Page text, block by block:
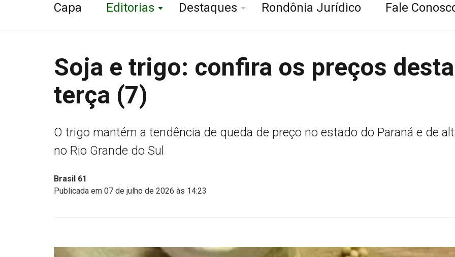
Capa Editorias Destaques Rondônia Jurídico Fale
Soja e trigo: confira os preços desta
terça (7)
O trigo mantém a tendência de queda de preço no estado do Paraná e de
no Rio Grande do Sul
Brasil 61
Publicada em 07 de julho de 2026 às 14:23